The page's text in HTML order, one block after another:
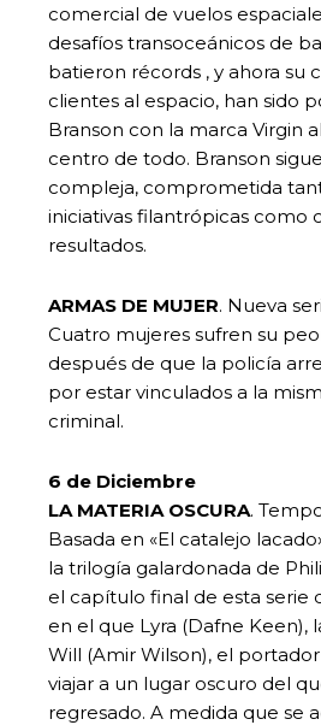
comercial de vuelos
desafíos transoceánicos de
batieron récords , y ahora su
clientes al espacio, han sido
Branson con la marca Virgin
centro de todo. Branson
compleja, comprometida
iniciativas filantrópicas como
resultados.
ARMAS DE MUJER. Nueva
Cuatro mujeres sufren su
después de que la policía
por estar vinculados a la
criminal.
6 de Diciembre
LA MATERIA OSCURA.
Basada en «El catalejo
la trilogía galardonada de
el capítulo final de esta serie
en el que Lyra (Dafne Keen),
Will (Amir Wilson), el
viajar a un lugar oscuro del
regresado. A medida que se